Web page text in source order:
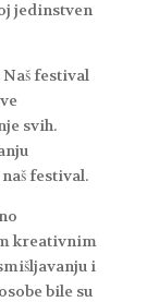
jedinstven
festival
svih.
festival.
kreativnim
i
bile su